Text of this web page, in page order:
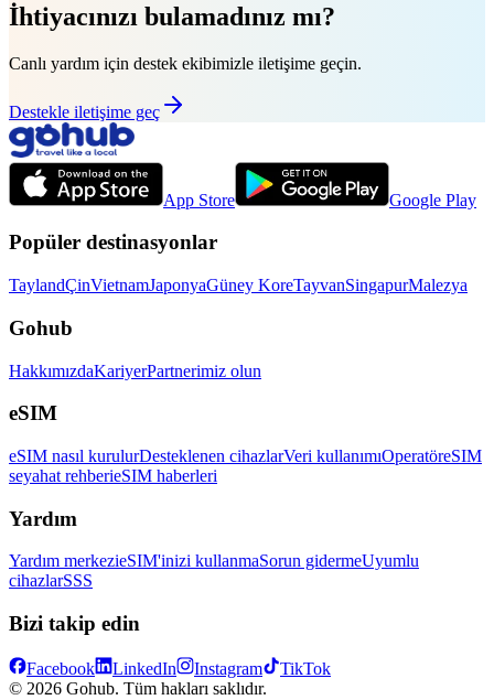
İhtiyacınızı bulamadınız mı?
Canlı yardım için destek ekibimizle iletişime geçin.
Destekle iletişime geç
App Store Google Play
Popüler destinasyonlar
TaylandÇinVietnamJaponyaGüney KoreTayvanSingapurMalezya
Gohub
HakkımızdaKariyerPartnerimiz olun
eSIM
eSIM nasıl kurulurDesteklenen cihazlarVeri kullanımıOperatöreSIM
seyahat rehberieSIM haberleri
Yardım
Yardım merkezieSIM'inizi kullanmaSorun gidermeUyumlu
cihazlarSSS
Bizi takip edin
Facebook LinkedIn Instagram
TikTok
© 2026 Gohub. Tüm hakları saklıdır.